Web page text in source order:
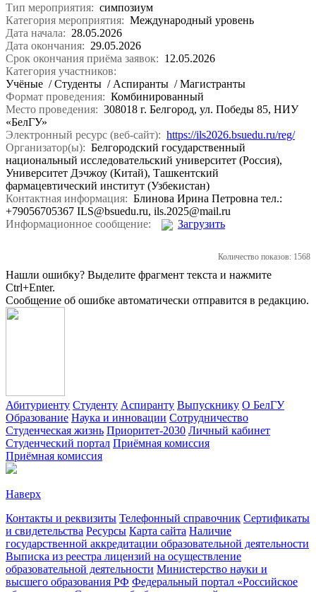
Тип мероприятия: симпозиум
Категория мероприятия: Международный уровень
Дата начала: 28.05.2026
Дата окончания: 29.05.2026
Срок окончания приёма заявок: 12.05.2026
Категория участников:
Учёные / Студенты / Аспиранты / Магистранты
Формат проведения: Комбинированный
Место проведения: 308018 г. Белгород, ул. Победы 85, НИУ
«БелГУ»
Электронный ресурс (веб-сайт): https://ils2026.bsuedu.ru/reg/
Организатор(ы): Белгородский государственный
национальный исследовательский университет (Россия),
Университет Дэчжоу (Китай), Ташкентский
фармацевтический институт (Узбекистан)
Контактная информация: Блинова Ирина Петровна тел.:
+79056705367 ILS@bsuedu.ru, ils.2025@mail.ru
Информационное сообщение:
Загрузить
Количество показов: 1568
Нашли ошибку? Выделите фрагмент текста и нажмите
Ctrl+Enter.
Сообщение об ошибке автоматически отправится в редакцию.
Абитуриенту Студенту Аспиранту Выпускнику О БелГУ
Образование Наука и инновации Сотрудничество
Студенческая жизнь Приоритет-2030 Личный кабинет
Студенческий портал Приёмная комиссия
Приёмная комиссия
Наверх
Контакты и реквизиты Телефонный справочник Сертификаты
и свидетельства Ресурсы Карта сайта Наличие
государственной аккредитации образовательной деятельности
Выписка из реестра лицензий на осуществление
образовательной деятельности Министерствo науки и
высшего образования РФ Федеральный портал «Российское